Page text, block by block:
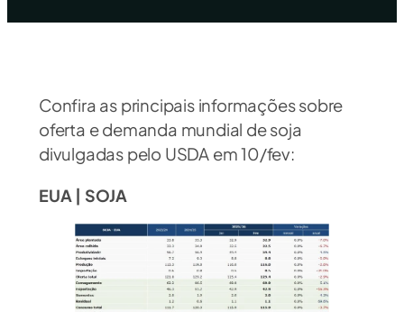
Confira as principais informações sobre
oferta e demanda mundial de soja
divulgadas pelo USDA em 10/fev:
EUA | SOJA